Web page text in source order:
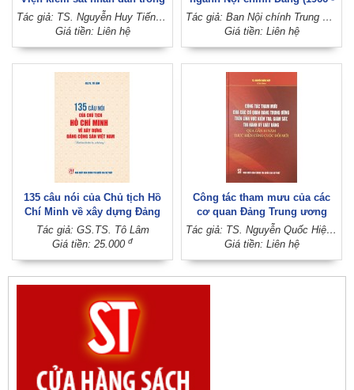
giai đoạn phát triển mới Tác giả: TS. Nguyễn Huy Tiến (Chủ biên) (Viện Kiểm sát nhân dân tối cao)
Giá tiền: Liên hệ
2026), chung sức, đồng lòng
cùng đất nước vững bước tiến
Tác giả: Ban Nội chính Trung ương
Giá tiền: Liên hệ
135 câu nói của Chủ tịch Hồ
Chí Minh về xây dựng Đảng
Cộng sản Việt Nam (Xuất bản
lần thứ ba, có bổ sung)
Tác giả: GS.TS. Tô Lâm
Giá tiền: 25.000 đ
Công tác tham mưu của các
cơ quan Đảng Trung ương
trên lĩnh vực kiểm tra, giám
sát, thi hành kỷ luật đảng qua
Tác giả: TS. Nguyễn Quốc Hiệp (Chủ biên)
Giá tiền: Liên hệ